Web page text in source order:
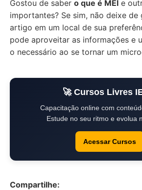
Gostou de saber o que é MEI e
importantes? Se sim, não deixe de
artigo em um local de sua
pode aproveitar as informações e
o necessário ao se tornar um
🚀 Cursos Livres
Capacitação online com
Estude no seu ritmo e evolua
Acessar Cursos
Compartilhe: